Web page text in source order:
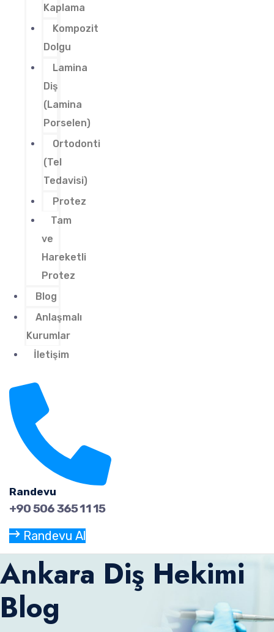
Kaplama
Kompozit
Dolgu
Lamina
Diş
(Lamina
Porselen)
Ortodonti
(Tel
Tedavisi)
Protez
Tam
ve
Hareketli
Protez
Blog
Anlaşmalı
Kurumlar
İletişim
Randevu
+90 506 365 11 15
Randevu Al
Ankara Diş Hekimi
Blog